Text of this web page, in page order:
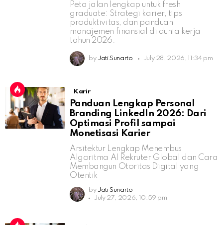
Peta jalan lengkap untuk fresh
graduate: Strategi karier, tips
produktivitas, dan panduan
manajemen finansial di dunia kerja
tahun 2026.
by Jati Sunarto July 28, 2026, 11:34 pm
Karir
Panduan Lengkap Personal
Branding LinkedIn 2026: Dari
Optimasi Profil sampai
Monetisasi Karier
Arsitektur Lengkap Menembus
Algoritma AI Rekruter Global dan Cara
Membangun Otoritas Digital yang
Otentik
by Jati Sunarto
July 27, 2026, 10:59 pm